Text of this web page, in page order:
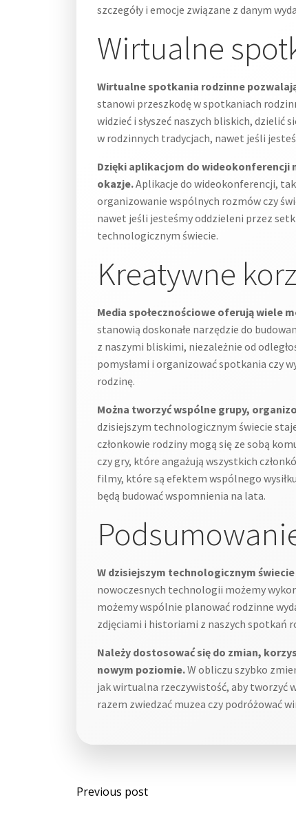
szczegóły i emocje związane z danym
Wirtualne
Wirtualne spotkania rodzinne
stanowi przeszkodę w spotkaniach
widzieć i słyszeć naszych bliskich, dzielić
w rodzinnych tradycjach, nawet jeśli
Dzięki aplikacjom do wideokonferencji
okazje.Aplikacje do wideokonferencji,
organizowanie wspólnych rozmów czy
nawet jeśli jesteśmy oddzieleni przez
technologicznym świecie.
Kreatywne
Media społecznościowe oferują wiele
stanowią doskonałe narzędzie do
z naszymi bliskimi, niezależnie od
pomysłami i organizować spotkania czy
rodzinę.
Można tworzyć wspólne grupy,
dzisiejszym technologicznym świecie
członkowie rodziny mogą się ze sobą
czy gry, które angażują wszystkich
filmy, które są efektem wspólnego
będą budować wspomnienia na lata.
W dzisiejszym technologicznym
nowoczesnych technologii możemy
możemy wspólnie planować rodzinne
zdjęciami i historiami z naszych spotkań
Należy dostosować się do zmian,
nowym poziomie.W obliczu szybko
jak wirtualna rzeczywistość, aby tworzyć
razem zwiedzać muzea czy podróżować
Post
Previous post